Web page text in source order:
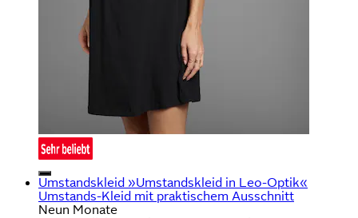
Umstandskleid »Umstandskleid in Leo-Optik«
Umstands-Kleid mit praktischem Ausschnitt
Neun Monate